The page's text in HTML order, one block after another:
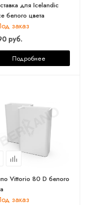
для Icelandic
белого цвета
заказ
руб.
Подробнее
Vittorio 80 D белого
заказ